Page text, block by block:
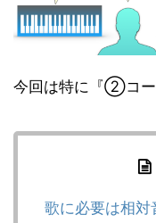
今回は特に『②コー
歌に必要は相対